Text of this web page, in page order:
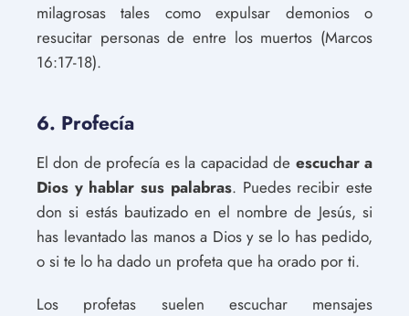
milagrosas tales como expulsar demonios o
resucitar personas de entre los muertos (Marcos
16:17-18).
6. Profecía
El don de profecía es la capacidad de escuchar a
Dios y hablar sus palabras. Puedes recibir este
don si estás bautizado en el nombre de Jesús, si
has levantado las manos a Dios y se lo has pedido,
o si te lo ha dado un profeta que ha orado por ti.
Los profetas suelen escuchar mensajes